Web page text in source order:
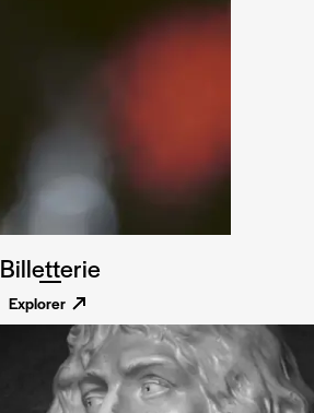
Billetterie
Explorer